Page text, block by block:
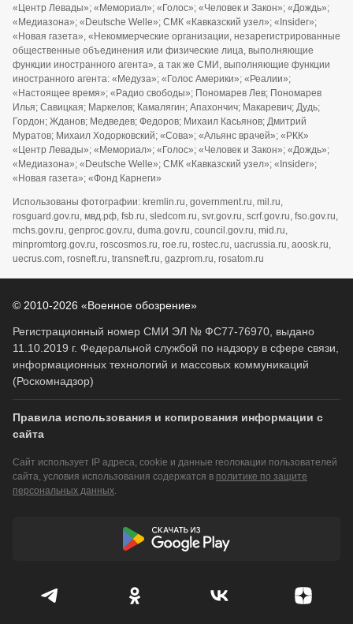
«Центр Левады»; «Мемориал»; «Голос»; «Человек и Закон»; «Дождь»;
«Медиазона»; «Deutsche Welle»; СМК «Кавказский узел»; «Insider»;
«Новая газета», «Некоммерческие организации, незарегистрированные
общественные объединения или физические лица, выполняющие
функции иностранного агента», а так же СМИ, выполняющие функции
иностранного агента: «Медуза»; «Голос Америки»; «Реалии»;
«Настоящее время»; «Радио свободы»; Пономарев Лев; Пономарев
Илья; Савицкая; Маркелов; Камалягин; Апахончич; Макаревич; Дудь;
Гордон; Жданов; Медведев; Федоров; Михаил Касьянов; Дмитрий
Муратов; Михаил Ходорковский; «Сова»; «Альянс врачей»; «РКК»
«Центр Левады»; «Мемориал»; «Голос»; «Человек и Закон»; «Дождь»;
«Медиазона»; «Deutsche Welle»; СМК «Кавказский узел»; «Insider»;
«Новая газета»; «Фонд Карнеги»
Использованы фотографии: kremlin.ru, government.ru, mil.ru,
rosguard.gov.ru, мвд.рф, fsb.ru, sledcom.ru, svr.gov.ru, scrf.gov.ru, fso.gov.ru,
mchs.gov.ru, genproc.gov.ru, duma.gov.ru, council.gov.ru, mid.ru,
minpromtorg.gov.ru, roscosmos.ru, roe.ru, rostec.ru, uacrussia.ru, aoosk.ru,
uecrus.com, rosneft.ru, transneft.ru, gazprom.ru, rosatom.ru
© 2010-2026 «Военное обозрение»
Регистрационный номер СМИ ЭЛ № ФС77-76970, выдано
11.10.2019 г. Федеральной службой по надзору в сфере связи,
информационных технологий и массовых коммуникаций
(Роскомнадзор)
Правила использования и копирования информации с
сайта
Сайт использует IP адреса, cookie и данные геолокации пользователей
сайта, условия использования содержатся в политике по защите
персональных данных.